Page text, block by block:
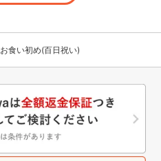
お食い初め(百日祝い)